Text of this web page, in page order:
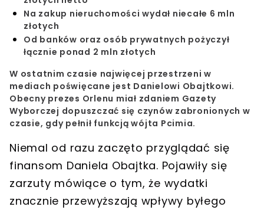
Na zakup nieruchomości wydał niecałe 6 mln
złotych
Od banków oraz osób prywatnych pożyczył
łącznie ponad 2 mln złotych
W ostatnim czasie najwięcej przestrzeni w
mediach poświęcane jest Danielowi Obajtkowi.
Obecny prezes Orlenu miał zdaniem Gazety
Wyborczej dopuszczać się czynów zabronionych w
czasie, gdy pełnił funkcją wójta Pcimia.
Niemal od razu zaczęto przyglądać się
finansom Daniela Obajtka. Pojawiły się
zarzuty mówiące o tym, że wydatki
znacznie przewyższają wpływy byłego